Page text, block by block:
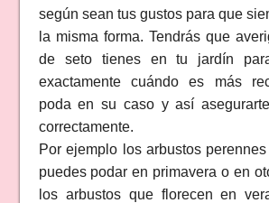
según sean tus gustos para que
la misma forma. Tendrás que
de seto tienes en tu jardín
exactamente cuándo es más
poda en su caso y así
correctamente.
Por ejemplo los arbustos
puedes podar en primavera o en
los arbustos que florecen en